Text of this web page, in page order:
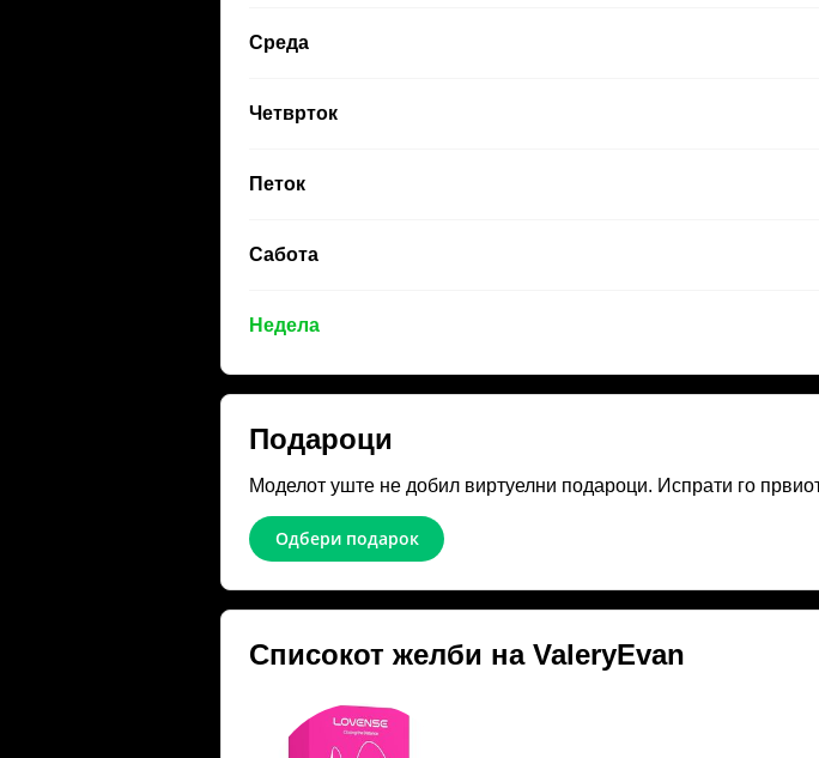
Среда
Четврток
Петок
Сабота
Недела
Подароци
Моделот уште не добил виртуелни подароци. Испрати го
Одбери подарок
Списокот желби на ValeryEvan